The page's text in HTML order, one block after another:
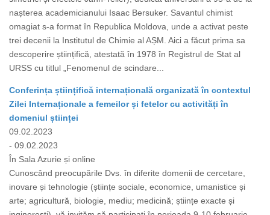
nașterea academicianului Isaac Bersuker. Savantul chimist
omagiat s-a format în Republica Moldova, unde a activat peste
trei decenii la Institutul de Chimie al AȘM. Aici a făcut prima sa
descoperire științifică, atestată în 1978 în Registrul de Stat al
URSS cu titlul „Fenomenul de scindare...
Conferința științifică internațională organizată în contextul
Zilei Internaționale a femeilor și fetelor cu activități în
domeniul științei
09.02.2023
- 09.02.2023
În Sala Azurie și online
Cunoscând preocupările Dvs. în diferite domenii de cercetare,
inovare și tehnologie (științe sociale, economice, umanistice și
arte; agricultură, biologie, mediu; medicină; științe exacte și